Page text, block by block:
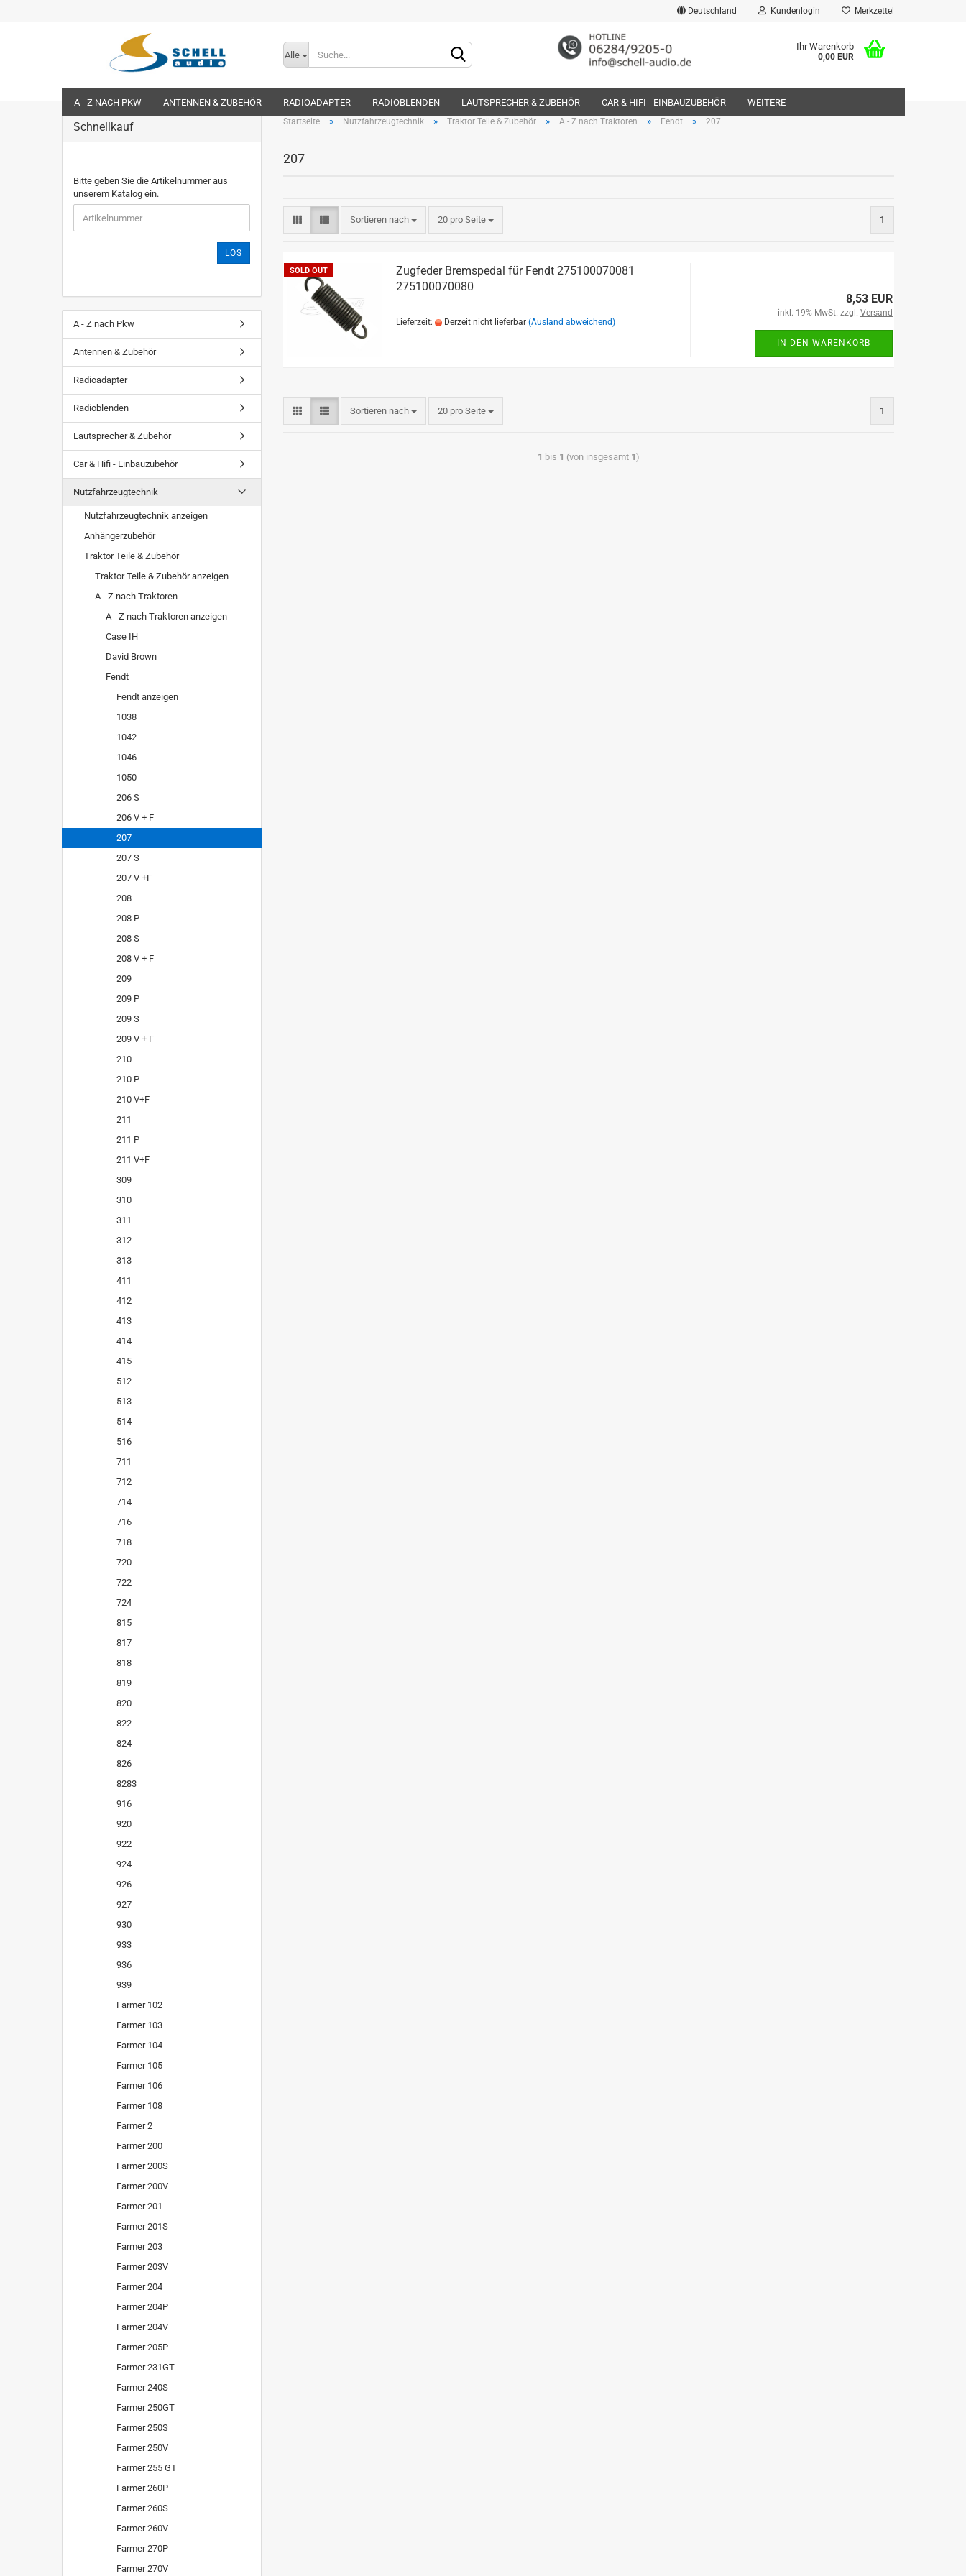
Deutschland
Lieferland
Kundenlogin Merkzettel
Alle
Ihr Warenkorb
0,00 EUR
A - Z NACH PKW ANTENNEN & ZUBEHÖR RADIOADAPTER RADIOBLENDEN LAUTSPRECHER & ZUBEHÖR CAR & HIFI - EINBAUZUBEHÖR WEITERE
Startseite » Nutzfahrzeugtechnik » Traktor Teile & Zubehör » A - Z nach Traktoren » Fendt » 207
207
Sortieren nach 20 pro Seite 1
SOLD OUT
Zugfeder Bremspedal für Fendt 275100070081
275100070080
Lieferzeit: Derzeit nicht lieferbar (Ausland abweichend)
8,53 EUR
inkl. 19% MwSt. zzgl. Versand
IN DEN WARENKORB
Sortieren nach 20 pro Seite 1
1 bis 1 (von insgesamt 1)
Schnellkauf
Bitte geben Sie die Artikelnummer aus
unserem Katalog ein.
LOS
A - Z nach Pkw
Antennen & Zubehör
Radioadapter
Radioblenden
Lautsprecher & Zubehör
Car & Hifi - Einbauzubehör
Nutzfahrzeugtechnik
Nutzfahrzeugtechnik anzeigen
Anhängerzubehör
Traktor Teile & Zubehör
Traktor Teile & Zubehör anzeigen
A - Z nach Traktoren
A - Z nach Traktoren anzeigen
Case IH
David Brown
Fendt
Fendt anzeigen
1038
1042
1046
1050
206 S
206 V + F
207
207 S
207 V +F
208
208 P
208 S
208 V + F
209
209 P
209 S
209 V + F
210
210 P
210 V+F
211
211 P
211 V+F
309
310
311
312
313
411
412
413
414
415
512
513
514
516
711
712
714
716
718
720
722
724
815
817
818
819
820
822
824
826
8283
916
920
922
924
926
927
930
933
936
939
Farmer 102
Farmer 103
Farmer 104
Farmer 105
Farmer 106
Farmer 108
Farmer 2
Farmer 200
Farmer 200S
Farmer 200V
Farmer 201
Farmer 201S
Farmer 203
Farmer 203V
Farmer 204
Farmer 204P
Farmer 204V
Farmer 205P
Farmer 231GT
Farmer 240S
Farmer 250GT
Farmer 250S
Farmer 250V
Farmer 255 GT
Farmer 260P
Farmer 260S
Farmer 260V
Farmer 270P
Farmer 270V